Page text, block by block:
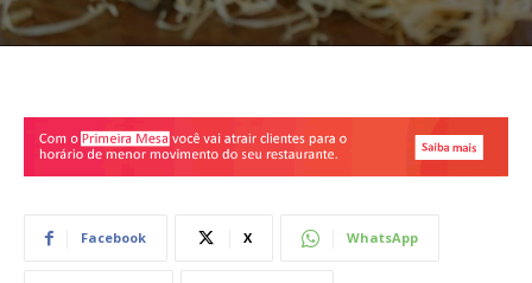
Facebook X WhatsApp